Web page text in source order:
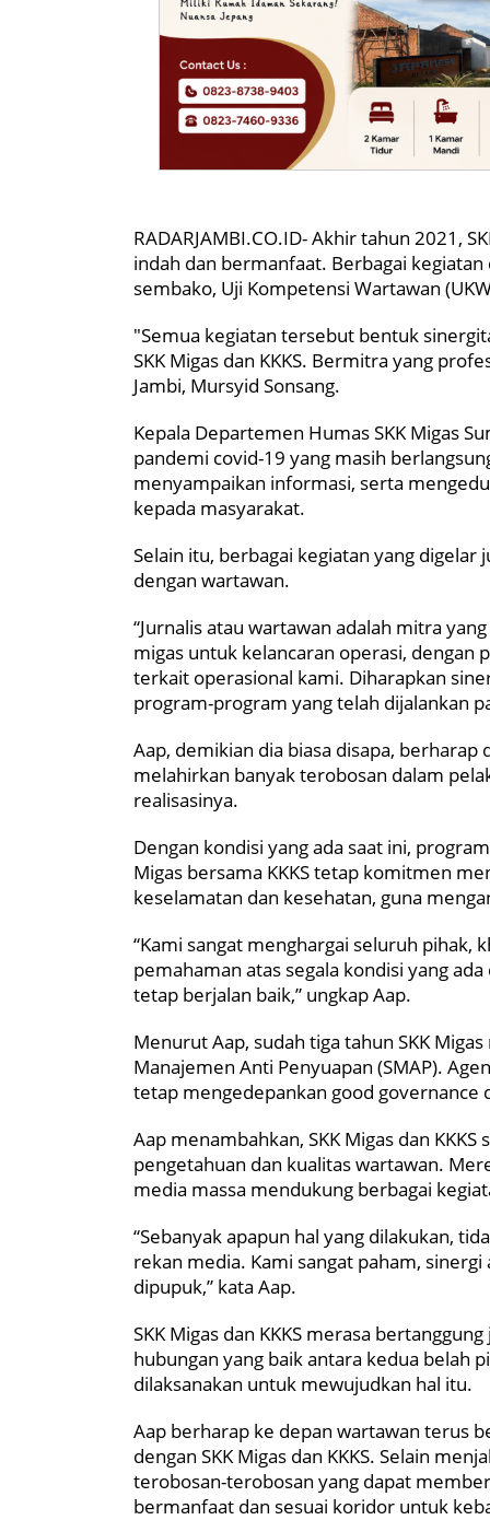
RADARJAMBI.CO.ID- Akhir tahun 2021,
indah dan bermanfaat. Berbagai
sembako, Uji Kompetensi Wartawan
"Semua kegiatan tersebut bentuk
SKK Migas dan KKKS. Bermitra yang
Jambi, Mursyid Sonsang.
Kepala Departemen Humas SKK Migas
pandemi covid-19 yang masih
menyampaikan informasi, serta
kepada masyarakat.
Selain itu, berbagai kegiatan yang digelar
dengan wartawan.
“Jurnalis atau wartawan adalah mitra
migas untuk kelancaran operasi, dengan
terkait operasional kami. Diharapkan
program-program yang telah dijalankan
Aap, demikian dia biasa disapa,
melahirkan banyak terobosan dalam
realisasinya.
Dengan kondisi yang ada saat ini,
Migas bersama KKKS tetap komitmen
keselamatan dan kesehatan, guna
“Kami sangat menghargai seluruh pihak,
pemahaman atas segala kondisi yang
tetap berjalan baik,” ungkap Aap.
Menurut Aap, sudah tiga tahun SKK
Manajemen Anti Penyuapan (SMAP).
tetap mengedepankan good governance
Aap menambahkan, SKK Migas dan
pengetahuan dan kualitas wartawan.
media massa mendukung berbagai
“Sebanyak apapun hal yang dilakukan,
rekan media. Kami sangat paham,
dipupuk,” kata Aap.
SKK Migas dan KKKS merasa
hubungan yang baik antara kedua belah
dilaksanakan untuk mewujudkan hal itu.
Aap berharap ke depan wartawan terus
dengan SKK Migas dan KKKS. Selain
terobosan-terobosan yang dapat
bermanfaat dan sesuai koridor untuk